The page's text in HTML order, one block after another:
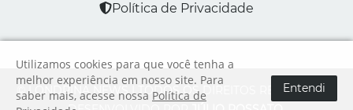
Política de Privacidade
© LONDRINA NEWS | TODOS OS DIREITOS RESERVADOS
Utilizamos cookies para que você tenha a
melhor experiência em nosso site. Para
saber mais, acesse nossa Política de
Entendi